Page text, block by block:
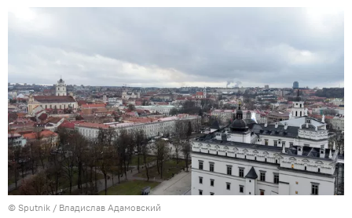
© Sputnik / Владислав Адамовский